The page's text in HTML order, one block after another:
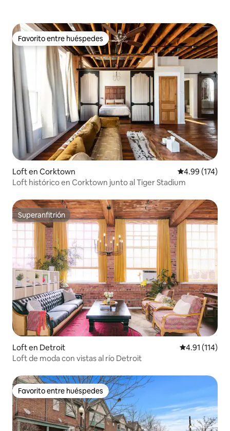
Favorito entre huéspedes
Favorito entre huéspedes
Loft en Corktown Calificación
4.99 (174)
Loft histórico en Corktown junto al Tiger Stadium
Superanfitrión
Superanfitrión
Loft en Detroit Calificación
4.91 (114)
Loft de moda con vistas al río Detroit
Favorito entre huéspedes
Favorito entre huéspedes